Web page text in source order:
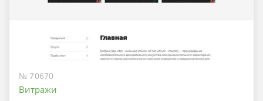
№ 70670
Витражи